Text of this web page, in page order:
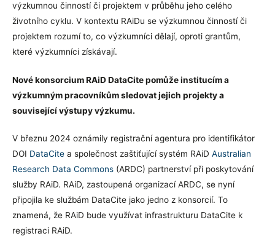
výzkumnou činností či projektem v průběhu jeho celého
životního cyklu. V kontextu RAiDu se výzkumnou činností či
projektem rozumí to, co výzkumníci dělají, oproti grantům,
které výzkumníci získávají.
Nové konsorcium RAiD DataCite pomůže institucím a
výzkumným pracovníkům sledovat jejich projekty a
související výstupy výzkumu.
V březnu 2024 oznámily registrační agentura pro identifikátor
DOI DataCite a společnost zaštiťující systém RAiD Australian
Research Data Commons (ARDC) partnerství při poskytování
služby RAiD. RAiD, zastoupená organizací ARDC, se nyní
připojila ke službám DataCite jako jedno z konsorcií. To
znamená, že RAiD bude využívat infrastrukturu DataCite k
registraci RAiD.